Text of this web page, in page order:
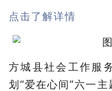
点击了解详情
方城县社会工作服
划“爱在心间”六一